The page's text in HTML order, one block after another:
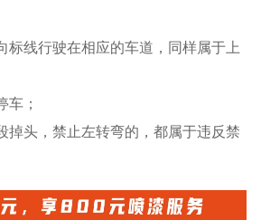
标线行驶在相应的车道，同样属于上
车；
掉头，禁止左转弯的，都属于违反禁